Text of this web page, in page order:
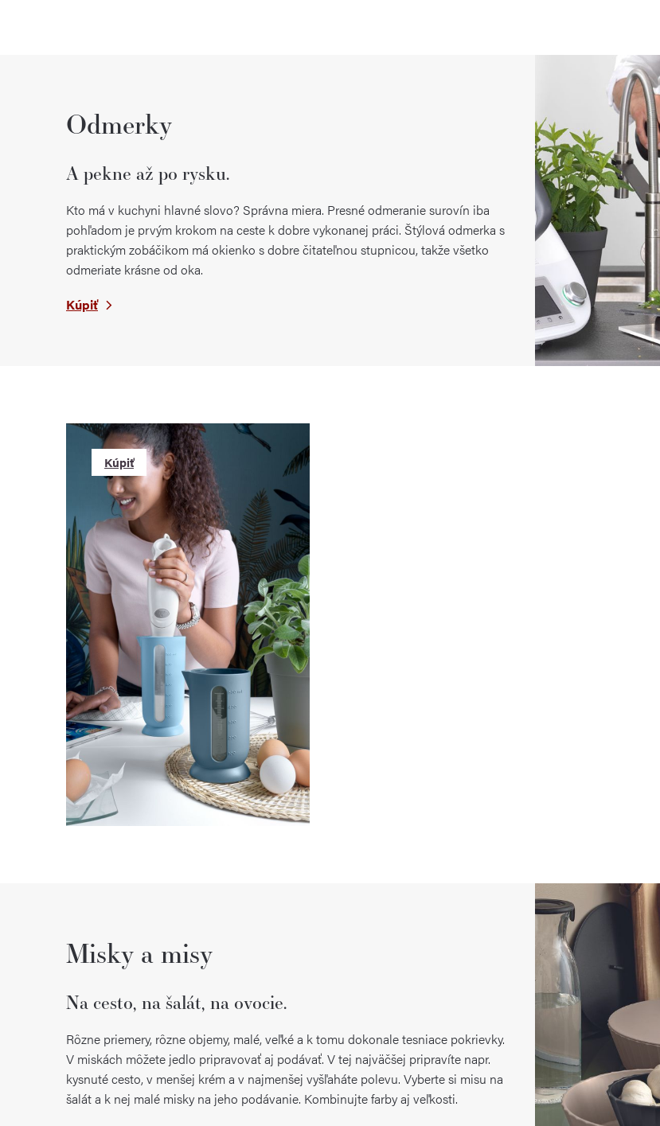
Odmerky
A pekne až po rysku.
Kto má v kuchyni hlavné slovo? Správna miera. Presné odmeranie surovín iba
pohľadom je prvým krokom na ceste k dobre vykonanej práci. Štýlová odmerka s
praktickým zobáčikom má okienko s dobre čitateľnou stupnicou, takže všetko
odmeriate krásne od oka.
Kúpiť
Kúpiť
Misky a misy
Na cesto, na šalát, na ovocie.
Rôzne priemery, rôzne objemy, malé, veľké a k tomu dokonale tesniace pokrievky.
V miskách môžete jedlo pripravovať aj podávať. V tej najväčšej pripravíte napr.
kysnuté cesto, v menšej krém a v najmenšej vyšľaháte polevu. Vyberte si misu na
šalát a k nej malé misky na jeho podávanie. Kombinujte farby aj veľkosti.